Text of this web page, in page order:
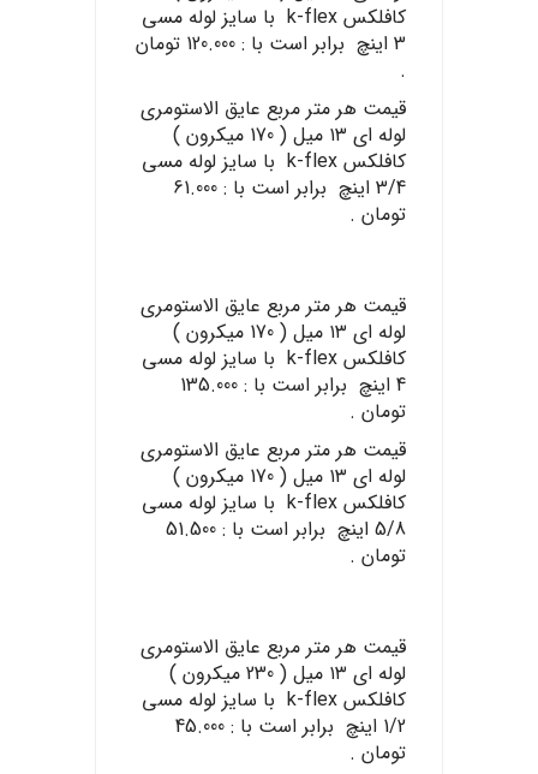
کافلکس k-flex با سایز لوله مسی
3 اینچ برابر است با : 120.000 تومان
.
قیمت هر متر مربع عایق الاستومری
لوله ای ۱۳ میل ( 170 میکرون )
کافلکس k-flex با سایز لوله مسی
3/4 اینچ برابر است با : 61.000
تومان .
قیمت هر متر مربع عایق الاستومری
لوله ای ۱۳ میل ( 170 میکرون )
کافلکس k-flex با سایز لوله مسی
4 اینچ برابر است با : 135.000
تومان .
قیمت هر متر مربع عایق الاستومری
لوله ای ۱۳ میل ( 170 میکرون )
کافلکس k-flex با سایز لوله مسی
5/8 اینچ برابر است با : 51.500
تومان .
قیمت هر متر مربع عایق الاستومری
لوله ای ۱۳ میل ( 230 میکرون )
کافلکس k-flex با سایز لوله مسی
1/2 اینچ برابر است با : 45.000
تومان .